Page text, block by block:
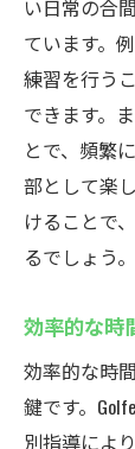
い日常の合
ています。
練習を行う
できます。
とで、頻繁
部として楽
けることで
るでしょう。
効率的な時
効率的な時
鍵です。
別指導によ